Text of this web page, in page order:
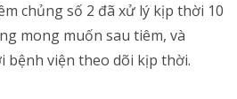
chủng số 2 đã xử lý kịp thời 10
mong muốn sau tiêm, và
bệnh viện theo dõi kịp thời.